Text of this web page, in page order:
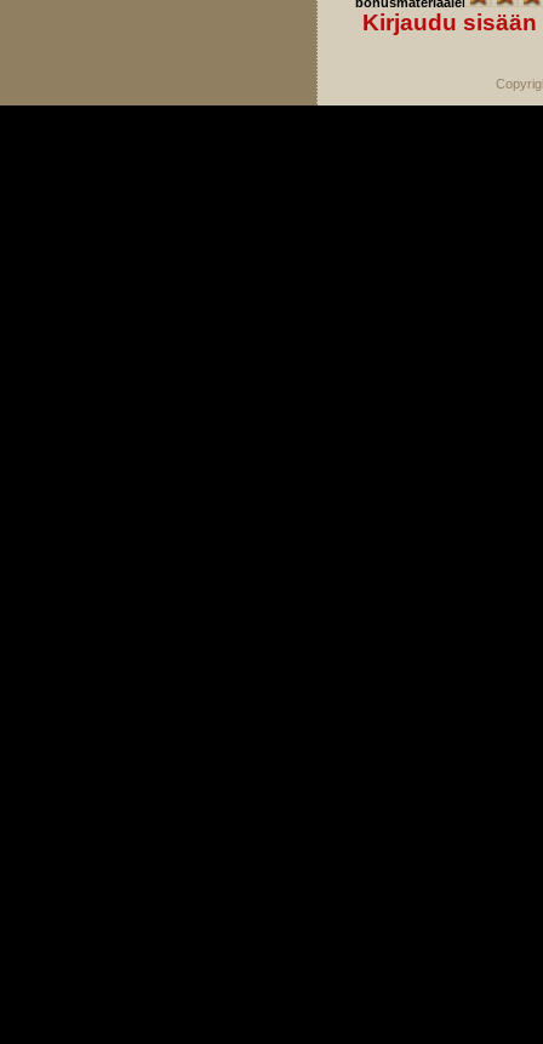
Kirjaudu sisään